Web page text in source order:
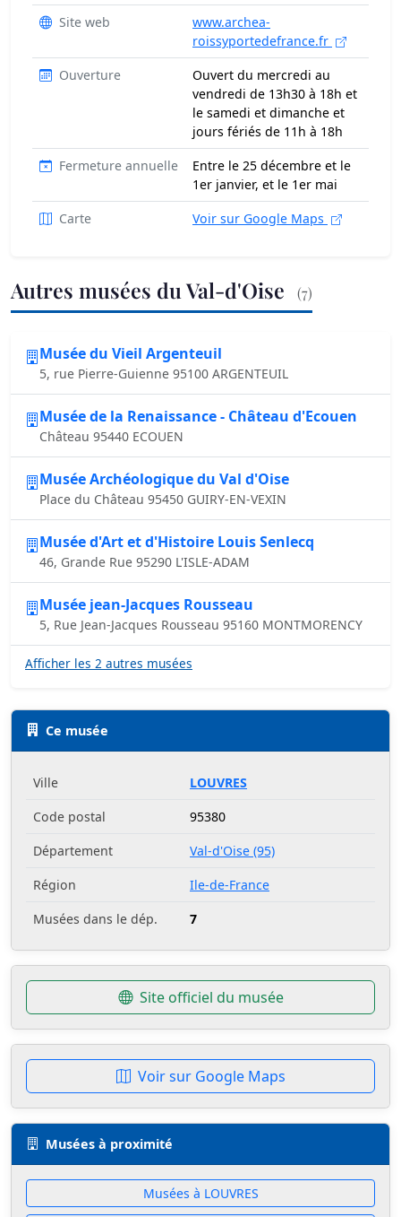
Site web
www.archea-
roissyportedefrance.fr
Ouverture
Ouvert du mercredi au
vendredi de 13h30 à 18h et
le samedi et dimanche et
jours fériés de 11h à 18h
Fermeture annuelle
Entre le 25 décembre et le
1er janvier, et le 1er mai
Carte
Voir sur Google Maps
Autres musées du Val-d'Oise (7)
Musée du Vieil Argenteuil
5, rue Pierre-Guienne 95100 ARGENTEUIL
Musée de la Renaissance - Château d'Ecouen
Château 95440 ECOUEN
Musée Archéologique du Val d'Oise
Place du Château 95450 GUIRY-EN-VEXIN
Musée d'Art et d'Histoire Louis Senlecq
46, Grande Rue 95290 L'ISLE-ADAM
Musée jean-Jacques Rousseau
5, Rue Jean-Jacques Rousseau 95160 MONTMORENCY
Afficher les 2 autres musées
Ce musée
Ville
LOUVRES
Code postal
95380
Département
Val-d'Oise (95)
Région
Ile-de-France
Musées dans le dép.
7
Site officiel du musée
Voir sur Google Maps
Musées à proximité
Musées à LOUVRES